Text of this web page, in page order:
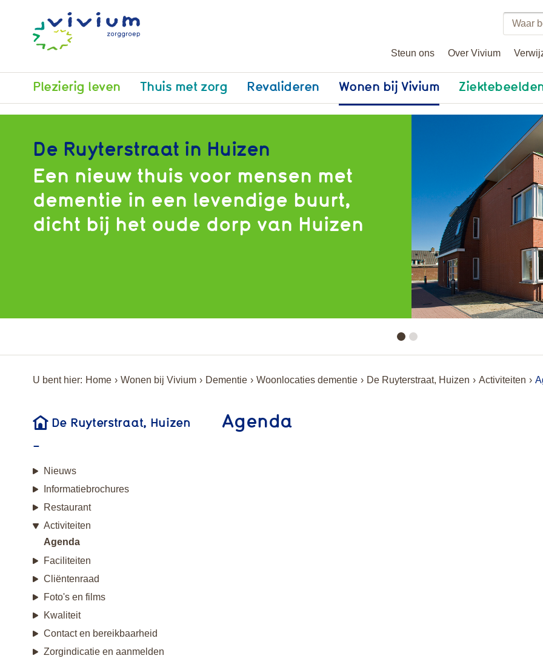
Plezierig leven Thuis met zorg Revalideren Wonen bij Vivium
Steun ons Over Vivium
De Ruyterstraat in Huizen
Een nieuw thuis voor mensen met
dementie in een levendige buurt,
dicht bij het oude dorp van Huizen
U bent hier: Home Wonen bij Vivium Dementie Woonlocaties dementie De Ruyterstraat, Huizen Activiteiten
De Ruyterstraat, Huizen
Nieuws
Informatiebrochures
Restaurant
Activiteiten
Agenda
Faciliteiten
Cliëntenraad
Foto's en films
Kwaliteit
Contact en bereikbaarheid
Zorgindicatie en aanmelden
Agenda